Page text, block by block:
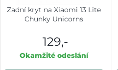
Zadní kryt na Xiaomi 13 Lite
Chunky Unicorns
129,-
Okamžité odeslání